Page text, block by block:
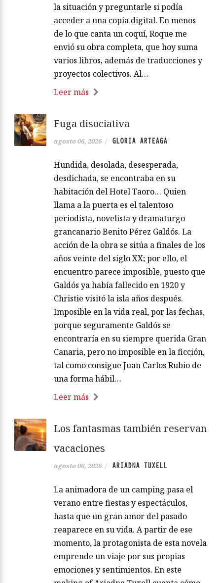
la situación y preguntarle si podía
acceder a una copia digital. En menos
de lo que canta un coquí, Roque me
envió su obra completa, que hoy suma
varios libros, además de traducciones y
proyectos colectivos. Al…
Leer más
Fuga disociativa
agosto 06, 2026 / GLORIA ARTEAGA
Hundida, desolada, desesperada,
desdichada, se encontraba en su
habitación del Hotel Taoro… Quien
llama a la puerta es el talentoso
periodista, novelista y dramaturgo
grancanario Benito Pérez Galdós. La
acción de la obra se sitúa a finales de los
años veinte del siglo XX; por ello, el
encuentro parece imposible, puesto que
Galdós ya había fallecido en 1920 y
Christie visitó la isla años después.
Imposible en la vida real, por las fechas,
porque seguramente Galdós se
encontraría en su siempre querida Gran
Canaria, pero no imposible en la ficción,
tal como consigue Juan Carlos Rubio de
una forma hábil…
Leer más
Los fantasmas también reservan
vacaciones
agosto 06, 2026 / ARIADNA TUXELL
La animadora de un camping pasa el
verano entre fiestas y espectáculos,
hasta que un gran amor del pasado
reaparece en su vida. A partir de ese
momento, la protagonista de esta novela
emprende un viaje por sus propias
emociones y sentimientos. En este